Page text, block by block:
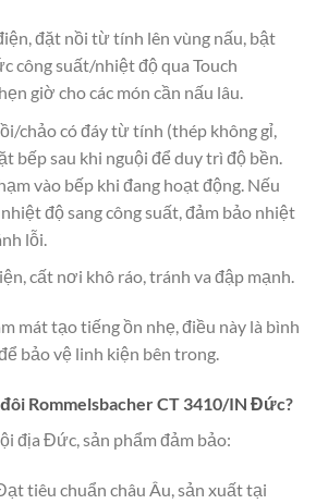
đặt nồi từ tính lên vùng nấu, bật
công suất/nhiệt độ qua Touch
giờ cho các món cần nấu lâu.
chảo có đáy từ tính (thép không gỉ,
bếp sau khi nguội để duy trì độ bền.
vào bếp khi đang hoạt động. Nếu
độ sang công suất, đảm bảo nhiệt
lỗi.
cất nơi khô ráo, tránh va đập mạnh.
mát tạo tiếng ồn nhẹ, điều này là bình
bảo vệ linh kiện bên trong.
Rommelsbacher CT 3410/IN Đức?
địa Đức, sản phẩm đảm bảo:
tiêu chuẩn châu Âu, sản xuất tại